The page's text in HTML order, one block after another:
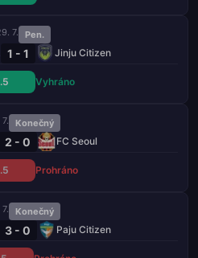
7. Pen.
1 - 1 Jinju Citizen
Vyhráno
Konečný
2 - 0 FC Seoul
Prohráno
Konečný
3 - 0 Paju Citizen